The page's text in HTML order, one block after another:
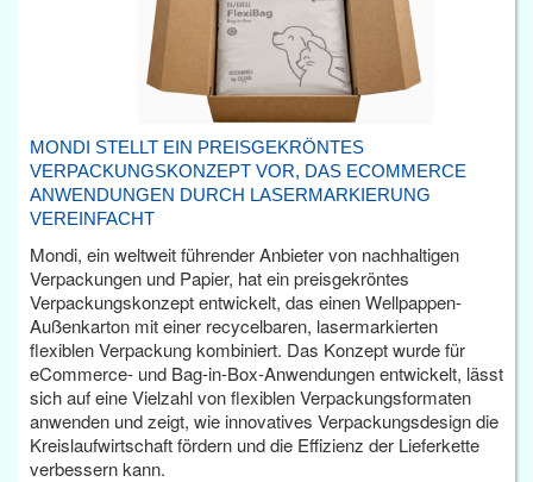
MONDI STELLT EIN PREISGEKRÖNTES
VERPACKUNGSKONZEPT VOR, DAS ECOMMERCE
ANWENDUNGEN DURCH LASERMARKIERUNG
VEREINFACHT
Mondi, ein weltweit führender Anbieter von nachhaltigen
Verpackungen und Papier, hat ein preisgekröntes
Verpackungskonzept entwickelt, das einen Wellpappen-
Außenkarton mit einer recycelbaren, lasermarkierten
flexiblen Verpackung kombiniert. Das Konzept wurde für
eCommerce- und Bag-in-Box-Anwendungen entwickelt, lässt
sich auf eine Vielzahl von flexiblen Verpackungsformaten
anwenden und zeigt, wie innovatives Verpackungsdesign die
Kreislaufwirtschaft fördern und die Effizienz der Lieferkette
verbessern kann.